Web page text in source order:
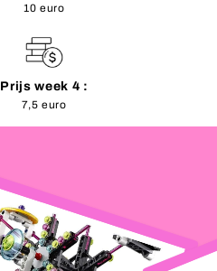
10 euro
Prijs week 4 :
7,5 euro